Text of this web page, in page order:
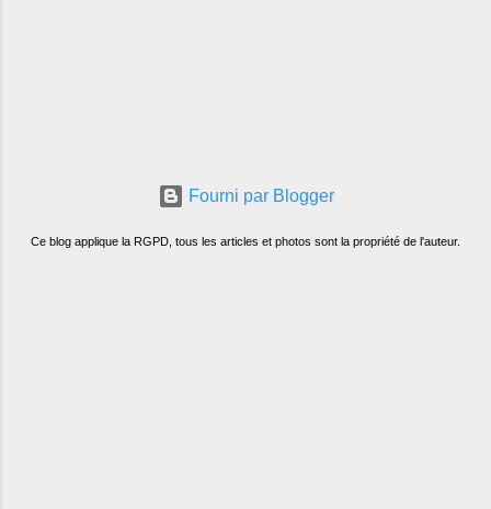
Fourni par Blogger
Ce blog applique la RGPD, tous les articles et photos sont la propriété de l'auteur.